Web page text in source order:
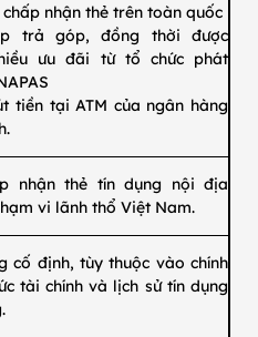
nhận thẻ trên toàn quốc
trả góp, đồng thời được
ưu đãi từ tổ chức phát
tiền tại ATM của ngân hàng
nhận thẻ tín dụng nội địa
vi lãnh thổ Việt Nam.
cố định, tùy thuộc vào chính
tài chính và lịch sử tín dụng